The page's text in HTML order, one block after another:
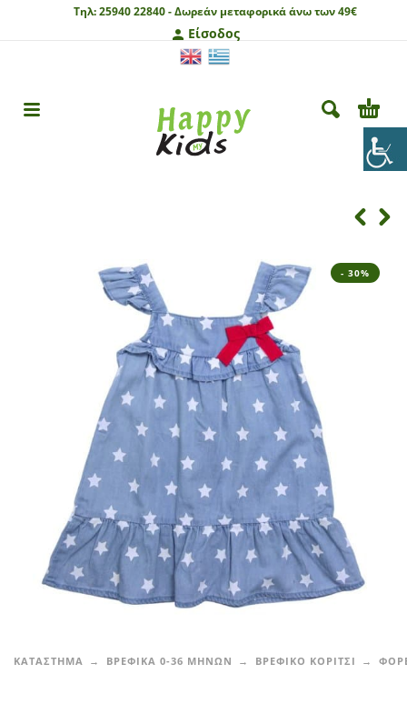
Τηλ:25940 22840 -Δωρεάν μεταφορικά άνω των 49€
Είσοδος
- 30%
ΚΑΤΑΣΤΗΜΑ ΒΡΕΦΙΚΑ 0-36 ΜΗΝΩΝ ΒΡΕΦΙΚΟ ΚΟΡΙΤΣΙ